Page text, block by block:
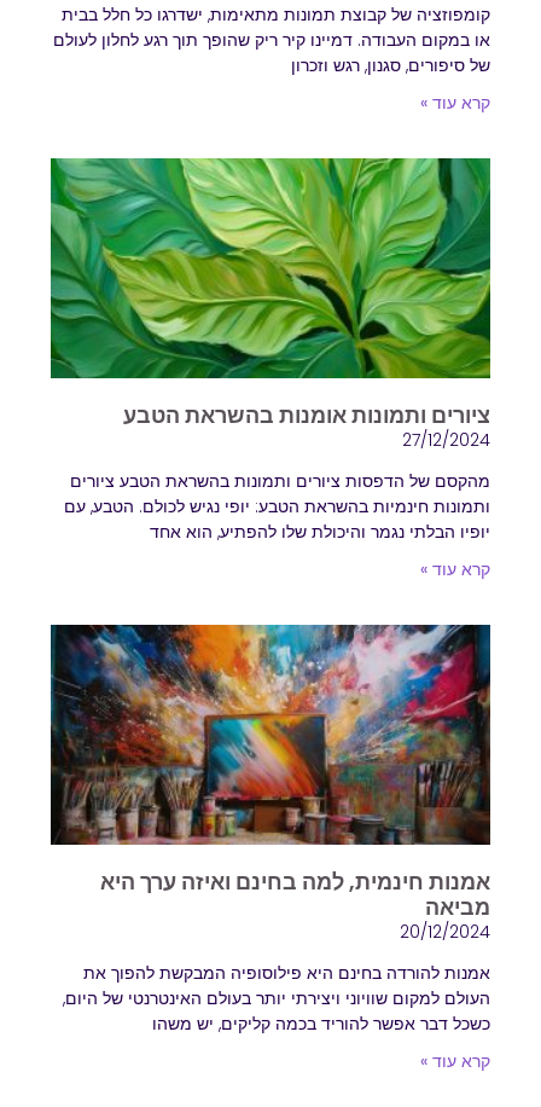
קומפוזציה של קבוצת תמונות מתאימות, ישדרגו כל חלל בבית
או במקום העבודה. דמיינו קיר ריק שהופך תוך רגע לחלון לעולם
של סיפורים, סגנון, רגש וזכרון
קרא עוד »
ציורים ותמונות אומנות בהשראת הטבע
27/12/2024
מהקסם של הדפסות ציורים ותמונות בהשראת הטבע ציורים
ותמונות חינמיות בהשראת הטבע: יופי נגיש לכולם. הטבע, עם
יופיו הבלתי נגמר והיכולת שלו להפתיע, הוא אחד
קרא עוד »
אמנות חינמית, למה בחינם ואיזה ערך היא
מביאה
20/12/2024
אמנות להורדה בחינם היא פילוסופיה המבקשת להפוך את
העולם למקום שוויוני ויצירתי יותר בעולם האינטרנטי של היום,
כשכל דבר אפשר להוריד בכמה קליקים, יש משהו
קרא עוד »